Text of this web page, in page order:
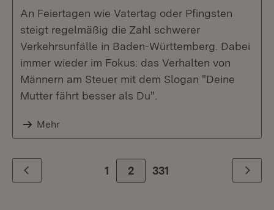
An Feiertagen wie Vatertag oder Pfingsten
steigt regelmäßig die Zahl schwerer
Verkehrsunfälle in Baden-Württemberg. Dabei
immer wieder im Fokus: das Verhalten von
Männern am Steuer mit dem Slogan "Deine
Mutter fährt besser als Du".
Mehr
Zurück 1 2 Zur letzte Seite
331 Weiter